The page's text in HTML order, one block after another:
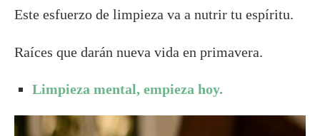
Este esfuerzo de limpieza va a nutrir tu espíritu.
Raíces que darán nueva vida en primavera.
Limpieza mental, empieza hoy.